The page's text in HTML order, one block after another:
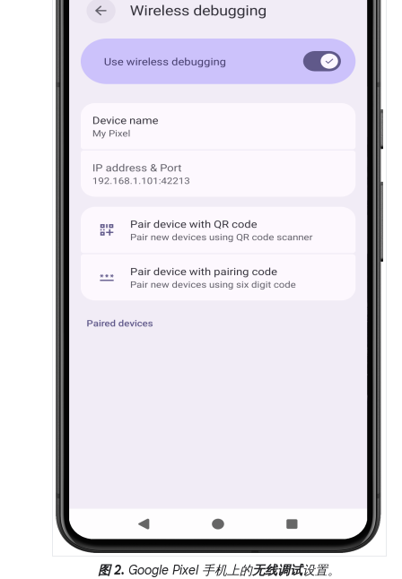
图 2. Google Pixel 手机上的无线调试设置。